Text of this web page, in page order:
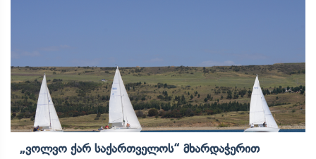
„ვოლვო Ქარ Საქართველოს“ Მხარდაჭერით